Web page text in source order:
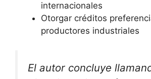
internacionales
Otorgar créditos
productores industriales
El autor concluye